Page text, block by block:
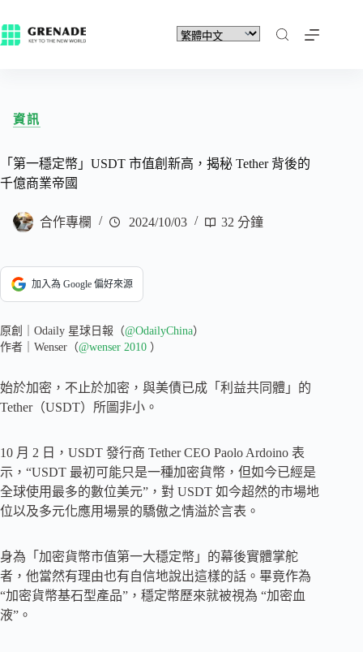
資訊
「第一穩定幣」USDT 市值創新高，揭秘 Tether 背後的
千億商業帝國
合作專欄 2024/10/03 32 分鐘
加入為 Google 偏好來源
原創｜Odaily 星球日報（@OdailyChina）
作者｜Wenser（@wenser 2010 ）
始於加密，不止於加密，與美債已成「利益共同體」的
Tether（USDT）所圖非小。
10 月 2 日，USDT 發行商 Tether CEO Paolo Ardoino 表
示，“USDT 最初可能只是一種加密貨幣，但如今已經是
全球使用最多的數位美元”，對 USDT 如今超然的市場地
位以及多元化應用場景的驕傲之情溢於言表。
身為「加密貨幣市值第一大穩定幣」的幕後實體掌舵
者，他當然有理由也有自信地說出這樣的話。畢竟作為
“加密貨幣基石型產品”，穩定幣歷來就被視為 “加密血
液”。